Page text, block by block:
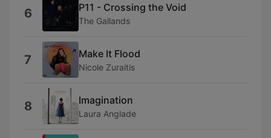
6 P11 - Crossing the Void
The Gallands
7 Make It Flood
Nicole Zuraitis
8 Imagination
Laura Anglade